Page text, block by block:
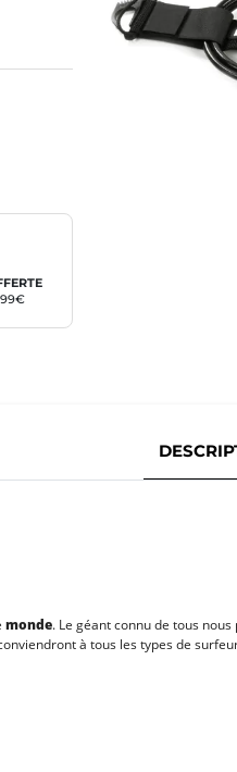
monde. Le géant connu de tous
à tous les types de